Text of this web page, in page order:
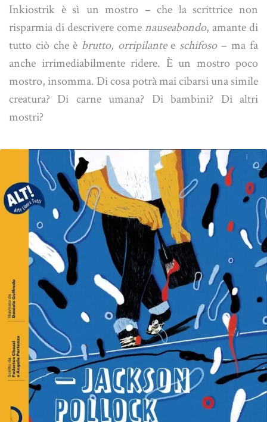
Inkiostrik è sì un mostro – che la scrittrice non
risparmia di descrivere come nauseabondo, amante di
tutto ciò che è brutto, orripilantee schifoso– ma fa
anche irrimediabilmente ridere. È un mostro poco
mostro, insomma. Di cosa potrà mai cibarsi una simile
creatura? Di carne umana? Di bambini? Di altri
mostri?